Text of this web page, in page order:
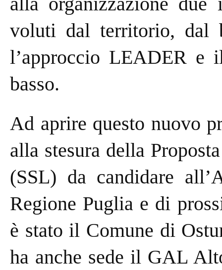
voluti dal territorio, dal
l’approccio LEADER e
basso.
Ad aprire questo nuovo
alla stesura della
(SSL) da candidare
Regione Puglia e di
è stato il Comune di
ha anche sede il GAL